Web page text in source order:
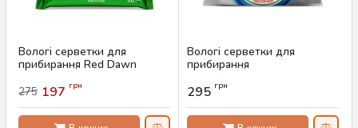
Вологі серветки для
прибирання Red Dawn
Артикул: AS-00382
275 197 грн
Вологі серветки для
прибирання
антибактеріальні Fairy
Platinum, 100 шт
Артикул:AS-00359
295 грн